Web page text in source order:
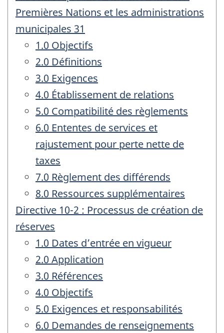
Premières Nations et les administrations
municipales 31
1.0 Objectifs
2.0 Définitions
3.0 Exigences
4.0 Établissement de relations
5.0 Compatibilité des règlements
6.0 Ententes de services et
rajustement pour perte nette de
taxes
7.0 Règlement des différends
8.0 Ressources supplémentaires
Directive 10-2 : Processus de création de
réserves
1.0 Dates d’entrée en vigueur
2.0 Application
3.0 Références
4.0 Objectifs
5.0 Exigences et responsabilités
6.0 Demandes de renseignements